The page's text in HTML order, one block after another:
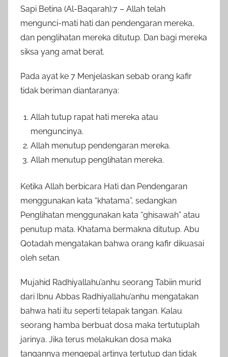
Sapi Betina (Al-Baqarah):7 – Allah telah
mengunci-mati hati dan pendengaran mereka,
dan penglihatan mereka ditutup. Dan bagi mereka
siksa yang amat berat.
Pada ayat ke 7 Menjelaskan sebab orang kafir
tidak beriman diantaranya:
Allah tutup rapat hati mereka atau
menguncinya.
Allah menutup pendengaran mereka.
Allah menutup penglihatan mereka.
Ketika Allah berbicara Hati dan Pendengaran
menggunakan kata “khatama”, sedangkan
Penglihatan menggunakan kata “ghisawah” atau
penutup mata. Khatama bermakna ditutup. Abu
Qotadah mengatakan bahwa orang kafir dikuasai
oleh setan.
Mujahid Radhiyallahu’anhu seorang Tabiin murid
dari Ibnu Abbas Radhiyallahu’anhu mengatakan
bahwa hati itu seperti telapak tangan. Kalau
seorang hamba berbuat dosa maka tertutuplah
jarinya. Jika terus melakukan dosa maka
tangannya mengepal artinya tertutup dan tidak